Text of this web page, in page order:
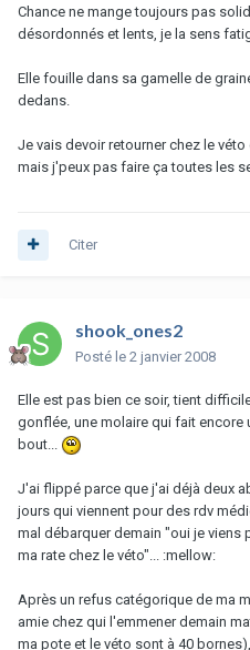
Chance ne mange toujours pas
désordonnés et lents, je la sens
Elle fouille dans sa gamelle de
dedans.
Je vais devoir retourner chez le
mais j'peux pas faire ça toutes les
Citer
shook_ones2
Posté le 2 janvier 2008
Elle est pas bien ce soir, tient
gonflée, une molaire qui fait encore
bout...
J'ai flippé parce que j'ai déjà deux
jours qui viennent pour des rdv
mal débarquer demain "oui je viens
ma rate chez le véto"... :mellow:
Après un refus catégorique de ma
amie chez qui l'emmener demain
ma pote et le véto sont à 40